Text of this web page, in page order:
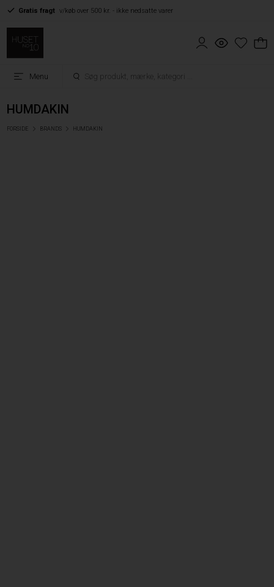
Gratis fragt v/køb over 500 kr. - ikke nedsatte varer
Menu
HUMDAKIN
FORSIDE BRANDS HUMDAKIN